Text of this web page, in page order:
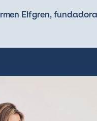
Elfgren,